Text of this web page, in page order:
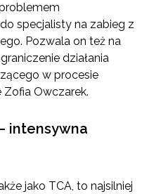
specjalisty na zabieg z
Pozwala on też na
działania
w procesie
Zofia Owczarek.
intensywna
jako TCA, to najsilniej